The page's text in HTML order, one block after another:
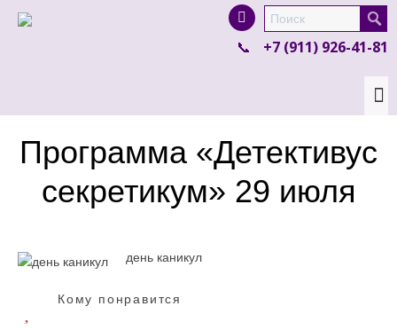
product in a size size .
colour items.
+7 (911) 926-41-81
Программа «Детективус
секретикум» 29 июля
день каникул
Кому понравится